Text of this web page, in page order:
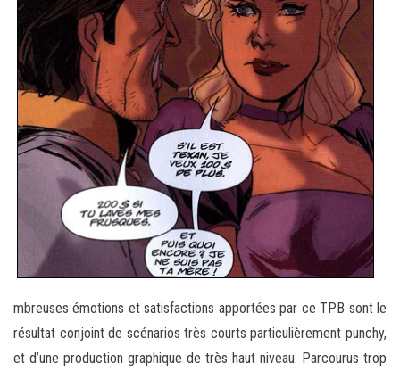
mbreuses émotions et satisfactions apportées par ce TPB sont le
résultat conjoint de scénarios très courts particulièrement punchy,
et d’une production graphique de très haut niveau. Parcourus trop